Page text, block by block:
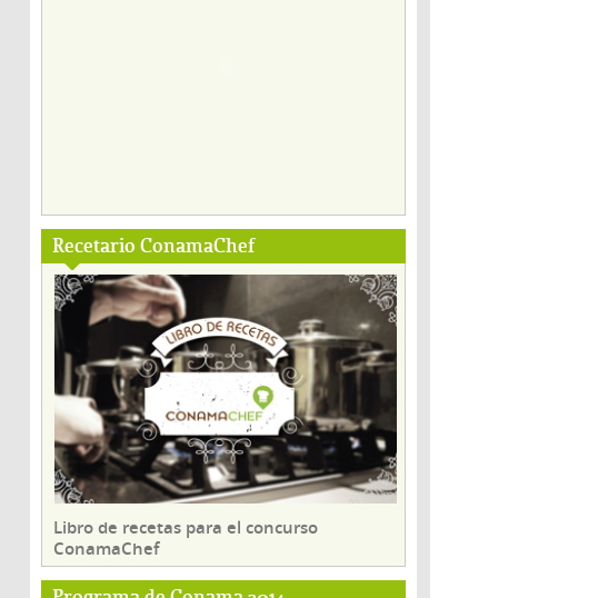
Recetario ConamaChef
Libro de recetas para el concurso
ConamaChef